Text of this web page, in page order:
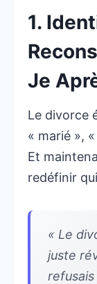
1.
Je
Le divorce
« marié »,
Et
redéfinir
« Le
juste